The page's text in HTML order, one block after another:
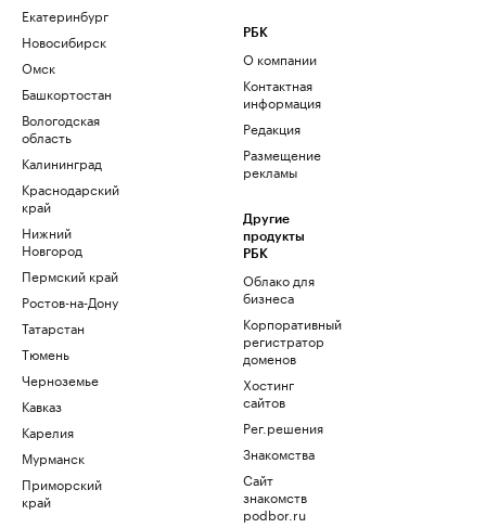
Екатеринбург
Новосибирск
Омск
Башкортостан
Вологодская
область
Калининград
Краснодарский
край
Нижний
Новгород
Пермский край
Ростов-на-Дону
Татарстан
Тюмень
Черноземье
Кавказ
Карелия
Мурманск
Приморский
край
РБК
О компании
Контактная
информация
Редакция
Размещение
рекламы
Другие
продукты
РБК
Облако для
бизнеса
Корпоративный
регистратор
доменов
Хостинг
сайтов
Рег.решения
Знакомства
Сайт
знакомств
podbor.ru